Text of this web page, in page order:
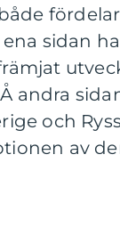
ena sidan
andra
och
av